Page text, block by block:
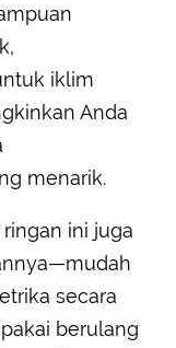
iklim
Anda
menarik.
ini juga
secara
berulang